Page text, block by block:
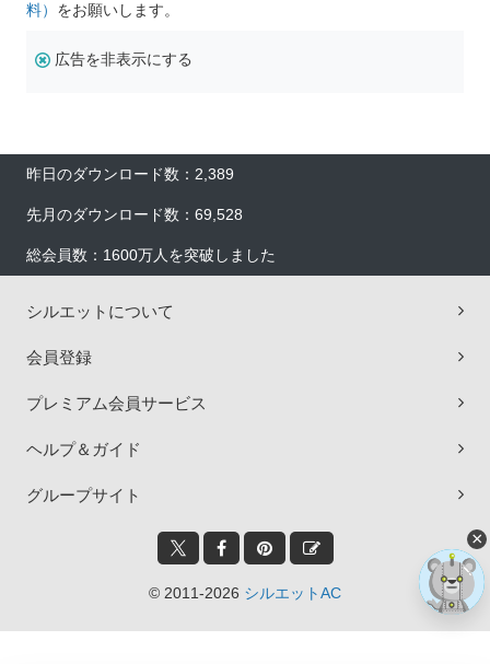
料） をお願いします。
広告を非表示にする
昨日のダウンロード数：2,389
先月のダウンロード数：69,528
総会員数：1600万人を突破しました
シルエットについて
会員登録
プレミアム会員サービス
ヘルプ＆ガイド
グループサイト
© 2011-2026 シルエットAC
×